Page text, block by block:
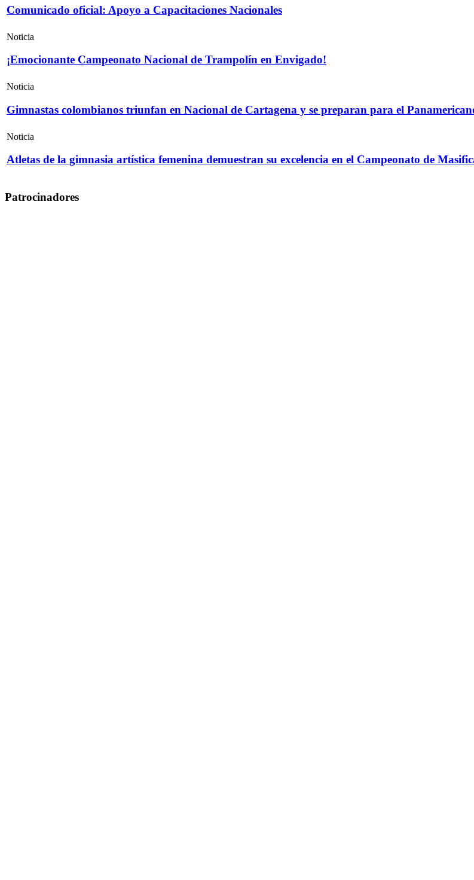
Comunicado oficial: Apoyo a Capacitaciones Nacionales
Noticia
¡Emocionante Campeonato Nacional de Trampolín en Envigado!
Noticia
Gimnastas colombianos triunfan en Nacional de Cartagena y se preparan para el
Noticia
Atletas de la gimnasia artística femenina demuestran su excelencia en el Campeonato de
Patrocinadores